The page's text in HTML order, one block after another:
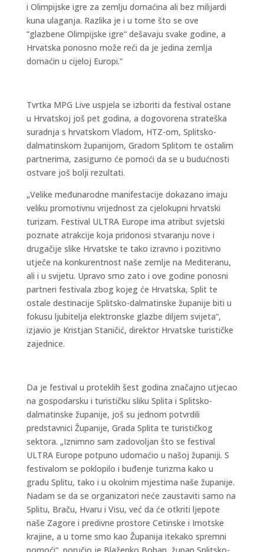
i Olimpijske igre za zemlju domaćina ali bez milijardi
kuna ulaganja. Razlika je i u tome što se ove
“glazbene Olimpijske igre“ dešavaju svake godine, a
Hrvatska ponosno može reći da je jedina zemlja
domaćin u cijeloj Europi.“
Tvrtka MPG Live uspjela se izboriti da festival ostane
u Hrvatskoj još pet godina, a dogovorena strateška
suradnja s hrvatskom Vladom, HTZ-om, Splitsko-
dalmatinskom županijom, Gradom Splitom te ostalim
partnerima, zasigurno će pomoći da se u budućnosti
ostvare još bolji rezultati.
„Velike međunarodne manifestacije dokazano imaju
veliku promotivnu vrijednost za cjelokupni hrvatski
turizam. Festival ULTRA Europe ima atribut svjetski
poznate atrakcije koja pridonosi stvaranju nove i
drugačije slike Hrvatske te tako izravno i pozitivno
utječe na konkurentnost naše zemlje na Mediteranu,
ali i u svijetu. Upravo smo zato i ove godine ponosni
partneri festivala zbog kojeg će Hrvatska, Split te
ostale destinacije Splitsko-dalmatinske županije biti u
fokusu ljubitelja elektronske glazbe diljem svijeta“,
izjavio je Kristjan Staničić, direktor Hrvatske turističke
zajednice.
Da je festival u proteklih šest godina značajno utjecao
na gospodarsku i turističku sliku Splita i Splitsko-
dalmatinske županije, još su jednom potvrdili
predstavnici Županije, Grada Splita te turističkog
sektora. „Iznimno sam zadovoljan što se festival
ULTRA Europe potpuno udomaćio u našoj županiji. S
festivalom se poklopilo i buđenje turizma kako u
gradu Splitu, tako i u okolnim mjestima naše županije.
Nadam se da se organizatori neće zaustaviti samo na
Splitu, Braču, Hvaru i Visu, već da će otkriti ljepote
naše Zagore i predivne prostore Cetinske i Imotske
krajine, a u tome smo kao Županija itekako spremni